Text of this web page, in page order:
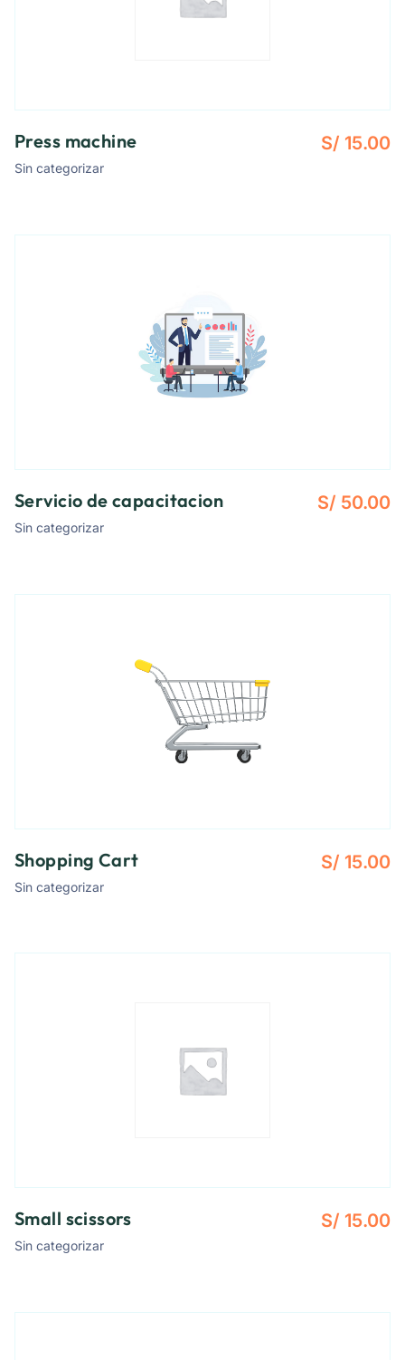
Press machine
Sin categorizar
S/ 15.00
Servicio de capacitacion
Sin categorizar
S/ 50.00
Shopping Cart
Sin categorizar
S/ 15.00
Small scissors
Sin categorizar
S/ 15.00